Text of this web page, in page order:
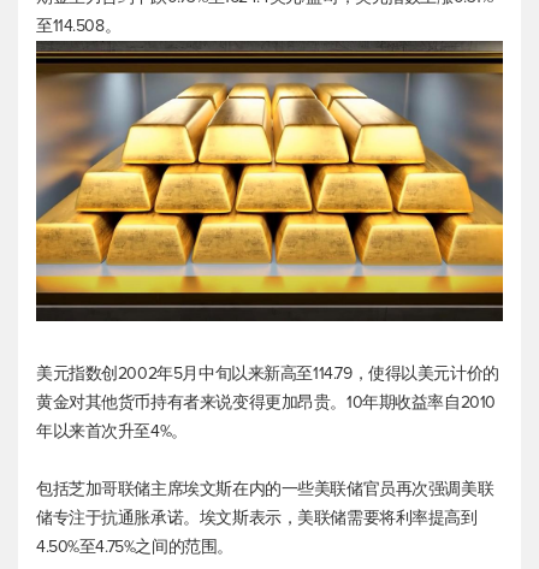
至114.508。
美元指数创2002年5月中旬以来新高至114.79，使得以美元计价的
黄金对其他货币持有者来说变得更加昂贵。10年期收益率自2010
年以来首次升至4%。
包括芝加哥联储主席埃文斯在内的一些美联储官员再次强调美联
储专注于抗通胀承诺。埃文斯表示，美联储需要将利率提高到
4.50%至4.75%之间的范围。